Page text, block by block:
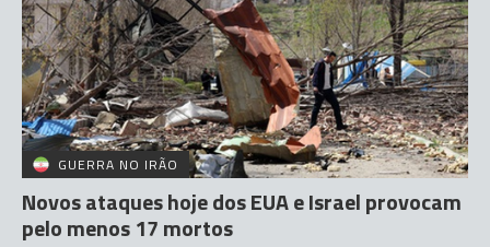
GUERRA NO IRÃO
Novos ataques hoje dos EUA e Israel provocam
pelo menos 17 mortos